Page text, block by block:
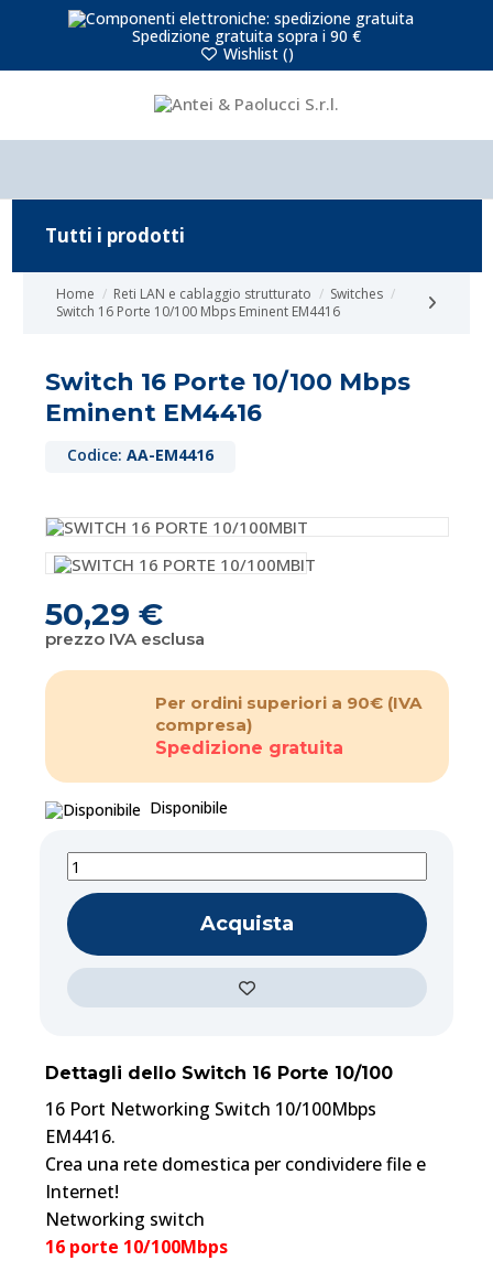
Spedizione gratuita sopra i 90 €
Wishlist ()
Home Reti LAN e cablaggio strutturato
Switches
Switch 16 Porte 10/100 Mbps Eminent EM4416
Switch 16 Porte 10/100 Mbps
Eminent EM4416
Codice: AA-EM4416
50,29 €
prezzo IVA esclusa
Per ordini superiori a 90€ (IVA
compresa)
Spedizione gratuita
Disponibile
Acquista
Dettagli dello Switch 16 Porte 10/100
16 Port Networking Switch 10/100Mbps
EM4416.
Crea una rete domestica per condividere file e
Internet!
Networking switch
16 porte 10/100Mbps
Tutti i prodotti